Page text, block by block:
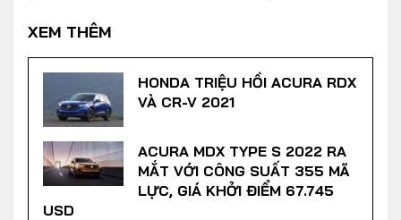
XEM THÊM
HONDA TRIỆU HỒI ACURA RDX
VÀ CR-V 2021
ACURA MDX TYPE S 2022 RA
MẮT VỚI CÔNG SUẤT 355 MÃ
LỰC, GIÁ KHỞI ĐIỂM 67.745
USD